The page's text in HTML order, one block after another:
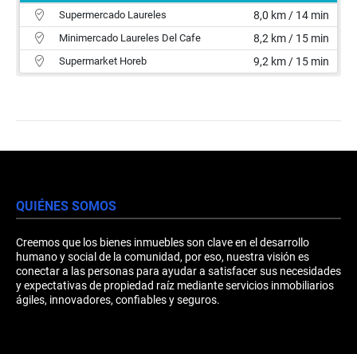
Supermercado Laureles 8,0 km / 14 min
Minimercado Laureles Del Cafe 8,2 km / 15 min
Supermarket Horeb 9,2 km / 15 min
QUIÉNES SOMOS
Creemos que los bienes inmuebles son clave en el desarrollo
humano y social de la comunidad, por eso, nuestra visión es
conectar a las personas para ayudar a satisfacer sus necesidades
y expectativas de propiedad raíz mediante servicios inmobiliarios
ágiles, innovadores, confiables y seguros.